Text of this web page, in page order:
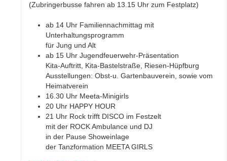
(Zubringerbusse fahren ab 13.15 Uhr zum Festplatz)
ab 14 Uhr Familiennachmittag mit
Unterhaltungsprogramm
für Jung und Alt
ab 15 Uhr Jugendfeuerwehr-Präsentation
Kita-Auftritt, Kita-Bastelstraße, Riesen-Hüpfburg
Ausstellungen: Obst-u. Gartenbauverein, sowie vom
Heimatverein
16.30 Uhr Meeta-Minigirls
20 Uhr HAPPY HOUR
21 Uhr Rock trifft DISCO im Festzelt
mit der ROCK Ambulance und DJ
in der Pause Showeinlage
der Tanzformation MEETA GIRLS